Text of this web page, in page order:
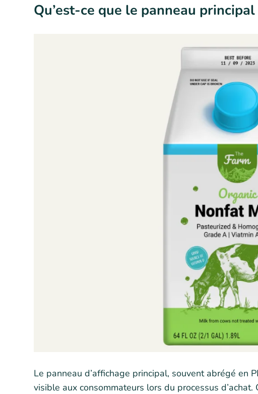
Qu’est-ce que le panneau principal
Le panneau d’affichage principal, souvent abrégé en
visible aux consommateurs lors du processus